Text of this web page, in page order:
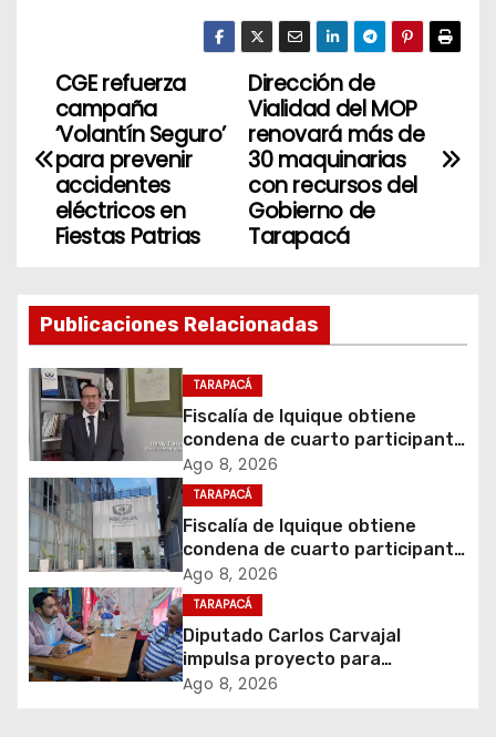
N
a
c
i
ó
n
d
e
e
Dirección de
Vialidad del MOP
renovará más de
30 maquinarias
con recursos del
Gobierno de
Tarapacá
CGE refuerza
campaña
‘Volantín Seguro’
para prevenir
accidentes
eléctricos en
Fiestas Patrias
Publicaciones Relacionadas
TARAPACÁ
Fiscalía de Iquique obtiene
condena de cuarto participante
en violento asalto a
comerciante
Ago 8, 2026
TARAPACÁ
Fiscalía de Iquique obtiene
condena de cuarto participante
en violento asalto a
comerciante
Ago 8, 2026
TARAPACÁ
Diputado Carlos Carvajal
impulsa proyecto para
homenajear en vida al campeón
Ago 8, 2026